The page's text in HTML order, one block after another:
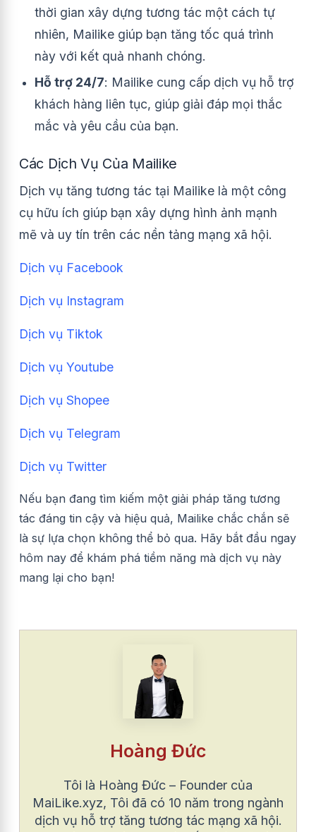
thời gian xây dựng tương tác một cách tự
nhiên, Mailike giúp bạn tăng tốc quá trình
này với kết quả nhanh chóng.
Hỗ trợ 24/7: Mailike cung cấp dịch vụ hỗ trợ
khách hàng liên tục, giúp giải đáp mọi thắc
mắc và yêu cầu của bạn.
Các Dịch Vụ Của Mailike
Dịch vụ tăng tương tác tại Mailike là một công
cụ hữu ích giúp bạn xây dựng hình ảnh mạnh
mẽ và uy tín trên các nền tảng mạng xã hội.
Dịch vụ Facebook
Dịch vụ Instagram
Dịch vụ Tiktok
Dịch vụ Youtube
Dịch vụ Shopee
Dịch vụ Telegram
Dịch vụ Twitter
Nếu bạn đang tìm kiếm một giải pháp tăng tương
tác đáng tin cậy và hiệu quả, Mailike chắc chắn sẽ
là sự lựa chọn không thể bỏ qua. Hãy bắt đầu ngay
hôm nay để khám phá tiềm năng mà dịch vụ này
mang lại cho bạn!
Hoàng Đức
Tôi là Hoàng Đức – Founder của
MaiLike.xyz, Tôi đã có 10 năm trong ngành
dịch vụ hỗ trợ tăng tương tác mạng xã hội.